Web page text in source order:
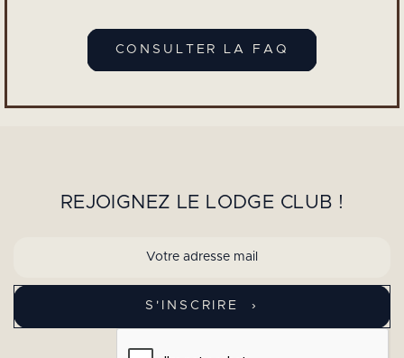
CONSULTER LA FAQ
REJOIGNEZ LE LODGE CLUB !